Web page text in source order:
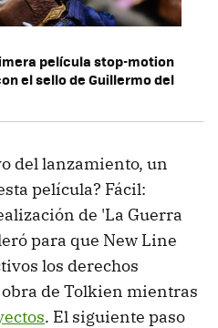
película stop-motion
el sello de Guillermo del
del lanzamiento, un
película? Fácil:
de 'La Guerra
para que New Line
los derechos
de Tolkien mientras
. El siguiente paso